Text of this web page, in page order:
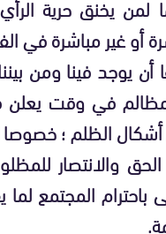
يخنق حرية الرأي
أو غير مباشرة في
يوجد فينا ومن
في وقت يعلن
الظلم ؛ خصوصا
والانتصار
باحترام المجتمع